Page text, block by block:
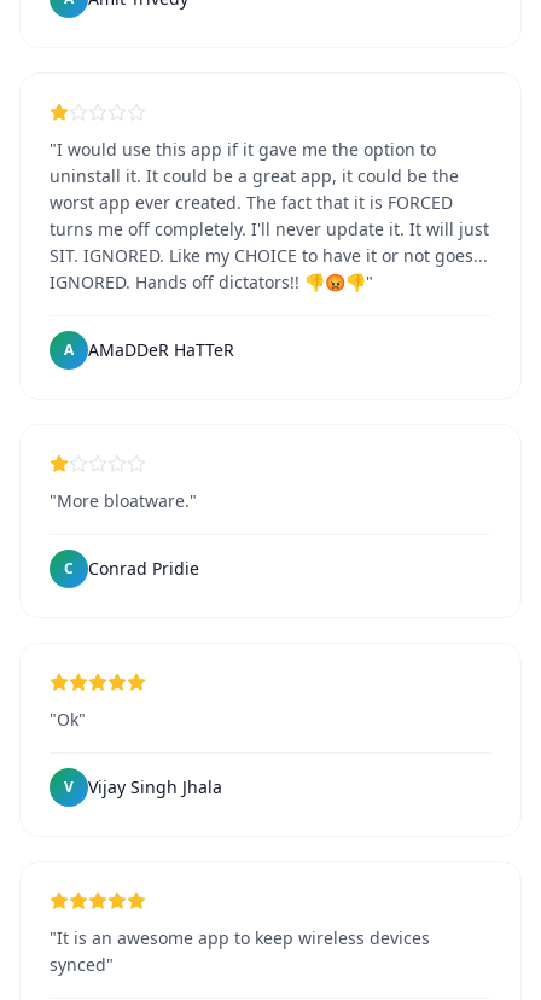
"I would use this app if it gave me the option to
uninstall it. It could be a great app, it could be the
worst app ever created. The fact that it is FORCED
turns me off completely. I'll never update it. It will just
SIT. IGNORED. Like my CHOICE to have it or not goes...
IGNORED. Hands off dictators!! 👎😡👎"
A AMaDDeR HaTTeR
"More bloatware."
C Conrad Pridie
"Ok"
V Vijay Singh Jhala
"It is an awesome app to keep wireless devices
synced"